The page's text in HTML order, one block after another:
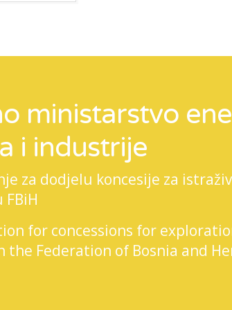
ministarstvo
i industrije
za dodjelu koncesije za
for concessions for
the Federation of Bosnia and